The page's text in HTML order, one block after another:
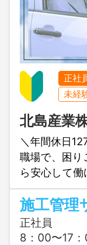
正社
未経
北島産業
＼年間休日
職場で、困
ら安心して働
施工管理
正社員
8：00〜17